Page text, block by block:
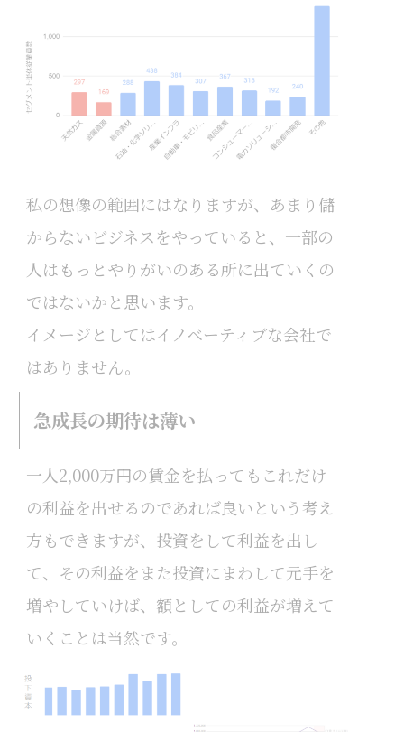
私の想像の範囲にはなりますが、あまり儲
からないビジネスをやっていると、一部の
人はもっとやりがいのある所に出ていくの
ではないかと思います。
イメージとしてはイノベーティブな会社で
はありません。
急成長の期待は薄い
一人2,000万円の賃金を払ってもこれだけ
の利益を出せるのであれば良いという考え
方もできますが、投資をして利益を出し
て、その利益をまた投資にまわして元手を
増やしていけば、額としての利益が増えて
いくことは当然です。